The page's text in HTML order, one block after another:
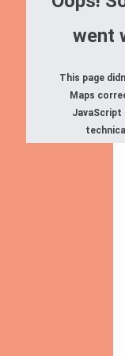
went
This page
Maps